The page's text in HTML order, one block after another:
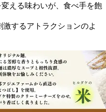
える味わいが、食べ手を飽
するアトラクションのよ